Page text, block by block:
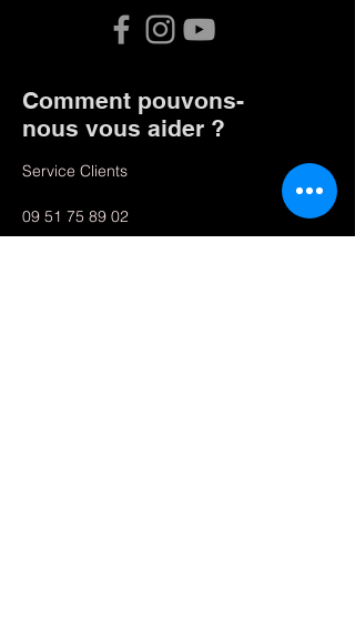
Comment pouvons-
nous vous aider ?
Service Clients
09 51 75 89 02